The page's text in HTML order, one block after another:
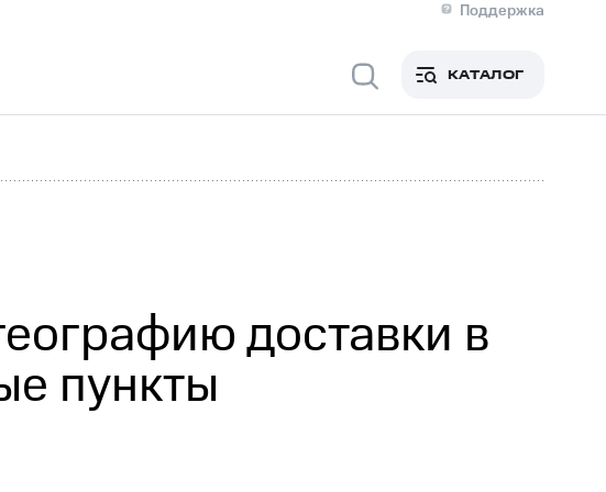
Поддержка
Медиа-центр
КонтактыНовости в регионе
Контроль и аудитРынок акций
КАТАЛОГ
доставки в
пункты